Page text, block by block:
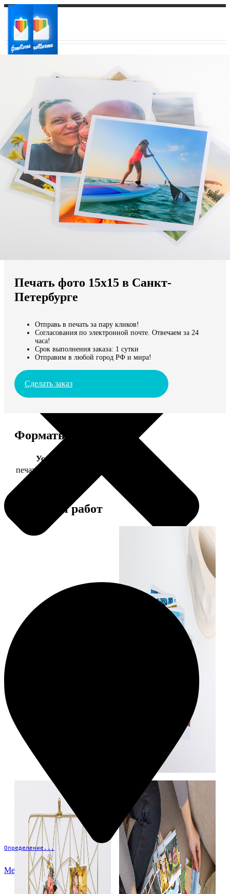
Ваш регион доставки
Выберите из списка:
Мы доставляем по всему миру
Продолжить без города
Определение...
Меню
Печать фото 15х15 в Санкт-
Петербурге
Отправь в печать за пару кликов!
Согласования по электронной почте. Отвечаем за 24
часа!
Срок выполнения заказа: 1 сутки
Отправим в любой город РФ и мира!
Сделать заказ
Форматы и цены
Услуга
печать фото 15х15
Примеры работ